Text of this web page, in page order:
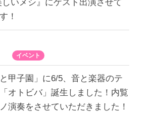
しいメシ』にゲスト出演させて
！
イベント
と甲子園」に6/5、音と楽器のテ
オトビバ」誕生しました！内覧
演奏をさせていただきました！